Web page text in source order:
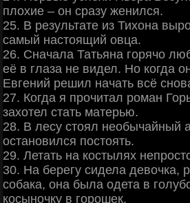
плохие – он сразу женился.
25. В результате из Тихона
самый настоящий овца.
26. Сначала Татьяна горячо
её в глаза не видел. Hо когда
Евгений решил начать всё
27. Когда я прочитал роман
захотел стать матерью.
28. В лесу стоял необычайный
остановился постоять.
29. Летать на костылях
30. На берегу сидела девочка,
собака, она была одета в
косыночку в горошек.